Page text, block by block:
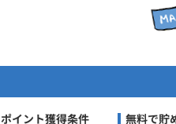
ポイント獲得条件
無料で貯